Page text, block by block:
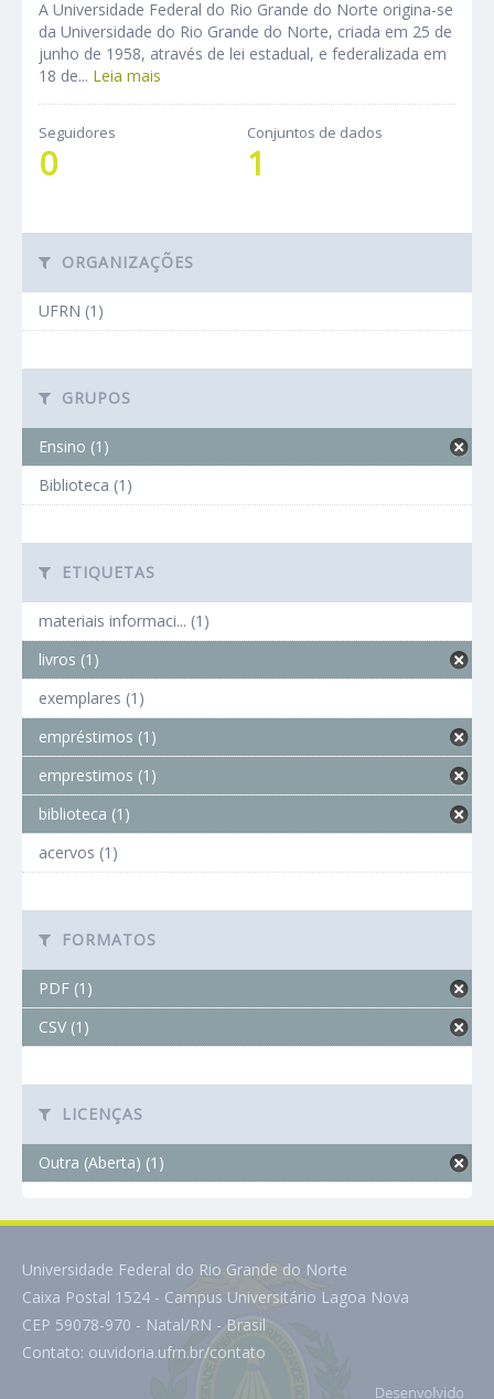
A Universidade Federal do Rio Grande do Norte origina-se
da Universidade do Rio Grande do Norte, criada em 25 de
junho de 1958, através de lei estadual, e federalizada em
18 de... Leia mais
Seguidores
0
Conjuntos de dados
1
ORGANIZAÇÕES
UFRN (1)
GRUPOS
Ensino (1)
Biblioteca (1)
ETIQUETAS
materiais informaci... (1)
livros (1)
exemplares (1)
empréstimos (1)
emprestimos (1)
biblioteca (1)
acervos (1)
FORMATOS
PDF (1)
CSV (1)
LICENÇAS
Outra (Aberta) (1)
Universidade Federal do Rio Grande do Norte
Caixa Postal 1524 - Campus Universitário Lagoa Nova
CEP 59078-970 - Natal/RN - Brasil
Contato: ouvidoria.ufrn.br/contato